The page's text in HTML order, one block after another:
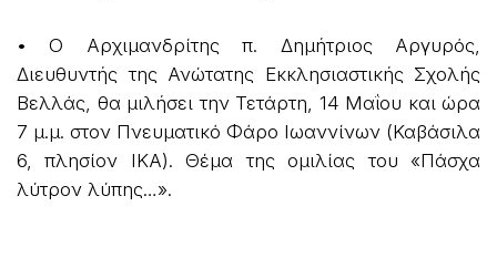
• Ο Αρχιμανδρίτης π. Δημήτριος Αργυρός,
Διευθυντής της Ανώτατης Εκκλησιαστικής Σχολής
Βελλάς, θα μιλήσει την Τετάρτη, 14 Μαΐου και ώρα
7 μ.μ. στον Πνευματικό Φάρο Ιωαννίνων (Καβάσιλα
6, πλησίον ΙΚΑ). Θέμα της ομιλίας του «Πάσχα
λύτρον λύπης…».